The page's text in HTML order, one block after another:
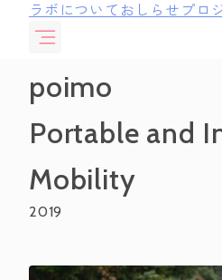
ラボについて おしらせ プロ
poimo
Portable and
Mobility
2019